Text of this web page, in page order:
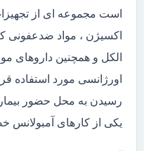
است مجموعه ای از
اکسیژن ، مواد ضدعفونی
الکل و همچنین داروهای
اورژانسی مورد استفاده
رسیدن به محل حضور بیمار
یکی از کارهای